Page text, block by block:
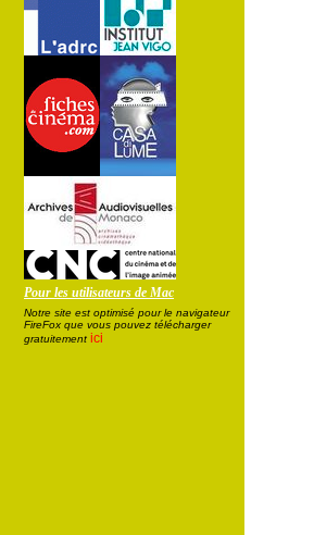
Pour les utilisateurs de Mac
Notre site est optimisé pour le navigateur
FireFox que vous pouvez télécharger
gratuitement ici